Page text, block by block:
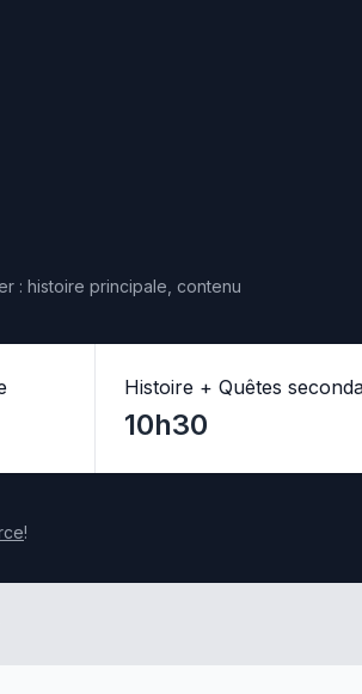
: histoire principale, contenu
Histoire + Quêtes
10h30
!